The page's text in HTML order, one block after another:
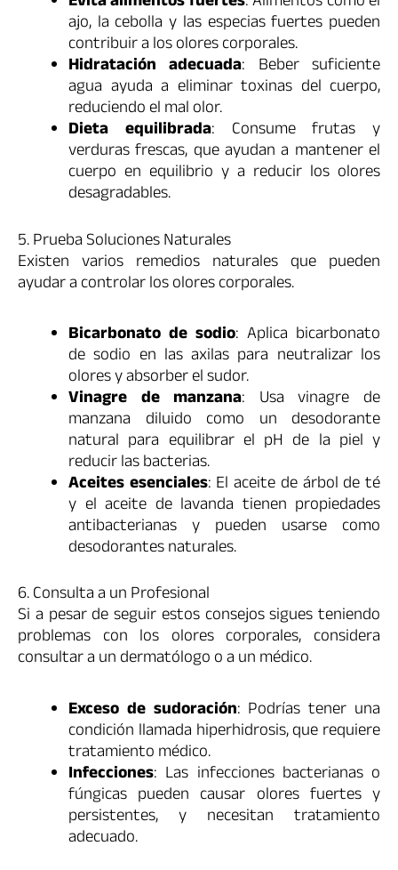
ajo, la cebolla y las especias fuertes pueden
contribuir a los olores corporales.
Hidratación adecuada: Beber suficiente
agua ayuda a eliminar toxinas del cuerpo,
reduciendo el mal olor.
Dieta equilibrada: Consume frutas y
verduras frescas, que ayudan a mantener el
cuerpo en equilibrio y a reducir los olores
desagradables.
5. Prueba Soluciones Naturales
Existen varios remedios naturales que pueden
ayudar a controlar los olores corporales.
Bicarbonato de sodio: Aplica bicarbonato
de sodio en las axilas para neutralizar los
olores y absorber el sudor.
Vinagre de manzana: Usa vinagre de
manzana diluido como un desodorante
natural para equilibrar el pH de la piel y
reducir las bacterias.
Aceites esenciales: El aceite de árbol de té
y el aceite de lavanda tienen propiedades
antibacterianas y pueden usarse como
desodorantes naturales.
6. Consulta a un Profesional
Si a pesar de seguir estos consejos sigues teniendo
problemas con los olores corporales, considera
consultar a un dermatólogo o a un médico.
Exceso de sudoración: Podrías tener una
condición llamada hiperhidrosis, que requiere
tratamiento médico.
Infecciones: Las infecciones bacterianas o
fúngicas pueden causar olores fuertes y
persistentes, y necesitan tratamiento
adecuado.